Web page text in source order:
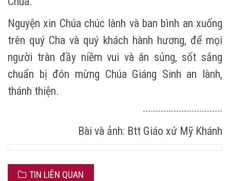
Nguyện xin Chúa chúc lành và ban bình an xuống
trên quý Cha và quý khách hành hương, để mọi
người tràn đầy niềm vui và ân sủng, sốt sắng
chuẩn bị đón mừng Chúa Giáng Sinh an lành,
thánh thiện.
-------------------------------
Bài và ảnh: Btt Giáo xứ Mỹ Khánh
TIN LIÊN QUAN